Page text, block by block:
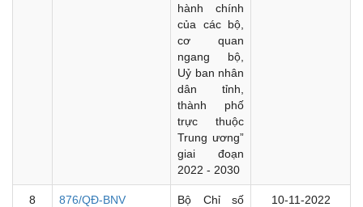
hành chính
của các bộ,
cơ quan
ngang bộ,
Uỷ ban nhân
dân tỉnh,
thành phố
trực thuộc
Trung ương”
giai đoạn
2022 - 2030
8 876/QĐ-BNV
Bộ Chỉ số
10-11-2022